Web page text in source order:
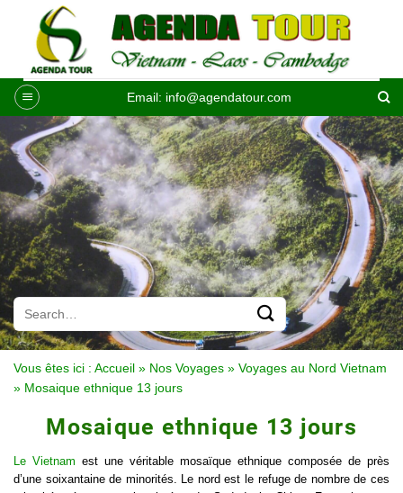
contenu
Email: info@agendatour.com
Vous êtes ici : Accueil » Nos Voyages » Voyages au Nord Vietnam
» Mosaique ethnique 13 jours
Mosaique ethnique 13 jours
Le Vietnam est une véritable mosaïque ethnique composée de près
d’une soixantaine de minorités. Le nord est le refuge de nombre de ces